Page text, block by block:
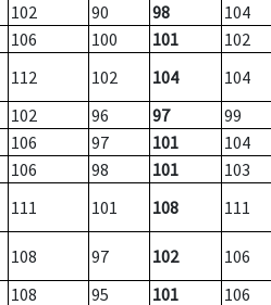
102 90 98
104
106 100 101
102
112 102 104
104
102 96 97
99
106 97 101
104
106 98 101
103
111 101 108 111
108 97 102
106
108 95 101
106